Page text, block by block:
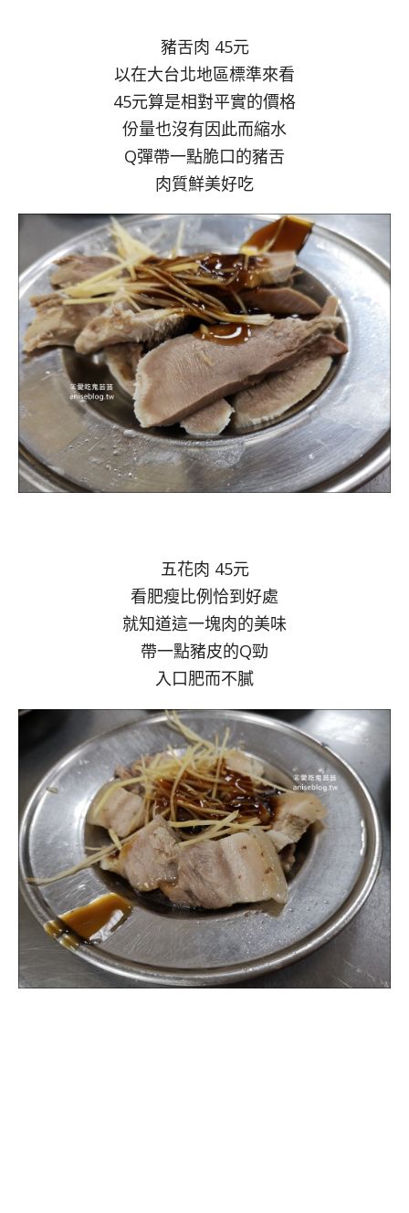
豬舌肉 45元
以在大台北地區標準來看
45元算是相對平實的價格
份量也沒有因此而縮水
Q彈帶一點脆口的豬舌
肉質鮮美好吃
五花肉 45元
看肥瘦比例恰到好處
就知道這一塊肉的美味
帶一點豬皮的Q勁
入口肥而不膩